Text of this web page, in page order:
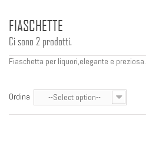
FIASCHETTE
Ci sono 2 prodotti.
Fiaschetta per liquori,elegante e preziosa.
Ordina --Select option--